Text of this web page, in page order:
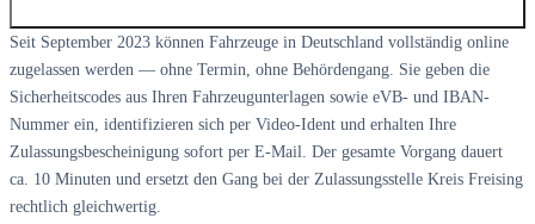
Seit September 2023 können Fahrzeuge in Deutschland vollständig online
zugelassen werden — ohne Termin, ohne Behördengang. Sie geben die
Sicherheitscodes aus Ihren Fahrzeugunterlagen sowie eVB- und IBAN-
Nummer ein, identifizieren sich per Video-Ident und erhalten Ihre
Zulassungsbescheinigung sofort per E-Mail. Der gesamte Vorgang dauert
ca. 10 Minuten und ersetzt den Gang bei der Zulassungsstelle Kreis Freising
rechtlich gleichwertig.